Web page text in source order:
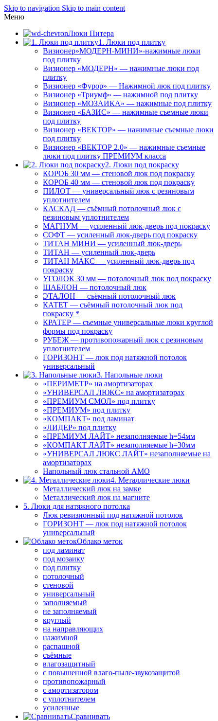
Skip to navigation Skip to main content
Меню
Люки Питера
1. Люки под плитку
Визионер»МОДЕРН-МИНИ»-нажимные люки
под плитку
Визионер «МОДЕРН» — нажимные люки под
плитку
Визионер «Фурор» — Нажимной люк под плитку
Визионер «Триумф» — нажимной под плитку
Визионер «МОЗАИКА» — нажимные под плитку
Визионер «БАЗИС» — нажимные съемные люки
под плитку
Визионер «ВЕКТОР» — нажимные съемные люки
под плитку
Визионер «ВЕКТОР 2.0» — нажимные съемные
люки под плитку ПРЕМИУМ класса
2. Люки под покраску
КОРОБ 30 мм — стеновой люк под покраску
КОРОБ 40 мм — стеновой люк под покраску
ПИЛОТ — универсальный люк с резиновым
уплотнителем
КАСКАД — съёмный потолочный люк с
резиновым уплотнителем
МАГНУМ — усиленный люк-дверь под покраску
СОФТ — усиленный люк-дверь под покраску
ТИТАН МИНИ — усиленный люк-дверь
ТИТАН — усиленный люк-дверь
ТИТАН МАКС — усиленный люк-дверь под
покраску
УГОЛОК 30 мм — потолочный люк под покраску
ШАБЛОН — потолочный люк
ЭТАЛОН — съёмный потолочный люк
КАТЕТ — съёмный потолочный люк под
покраску *
КРАТЕР — съемные универсальные люки круглой
формы под покраску
РУБЕЖ — противопожарный люк с резиновым
уплотнителем
ГОРИЗОНТ — люк под натяжной потолок
универсальный
3. Напольные люки
«ПЕРИМЕТР» на амортизаторах
«УНИВЕРСАЛ ЛЮКС» на амортизаторах
«ПРЕМИУМ СМОЛ» под плитку
«ПРЕМИУМ» под плитку
«КОМПАКТ» под ламинат
«ЛИДЕР» под плитку
«ПРЕМИУМ ЛАЙТ» незаполняемые h=54мм
«КОМПАКТ ЛАЙТ» незаполняемые h=30мм
«УНИВЕРСАЛ ЛЮКС ЛАЙТ» незаполняемые на
амортизаторах
Напольный люк стальной АМО
4. Металлические люки
Металлический люк на замке
Металлический люк на магните
5. Люки для натяжного потолка
Люк ревизионный под натяжной потолок
ГОРИЗОНТ — люк под натяжной потолок
универсальный
Облако меток
под ламинат
под мозаику
под плитку
потолочный
стеновой
универсальный
заполняемый
не заполняемый
круглый
на направляющих
нажимной
распашной
съёмные
влагозащитный
с повышенной влаго-пыле-звукозащитой
противопожарный
с амортизатором
с уплотнителем
усиленные
Сравнивать